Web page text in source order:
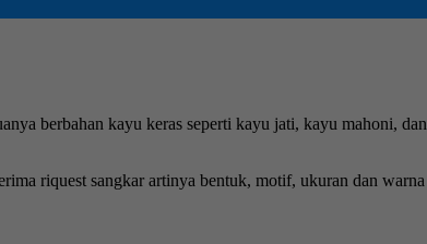
berbahan kayu keras seperti kayu jati, kayu mahoni, dan
riquest sangkar artinya bentuk, motif, ukuran dan warna